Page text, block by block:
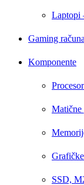
Laptopi
Gaming
Komponente
Matične
SSD,